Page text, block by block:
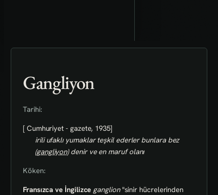
Gangliyon
Tarihi:
[ Cumhuriyet - gazete, 1935]
irili ufaklı yumaklar teşkil ederler bunlara bez
(gangliyon)denir ve en maruf olanı
Köken:
Fransızca ve İngilizce ganglion"sinir hücrelerinden